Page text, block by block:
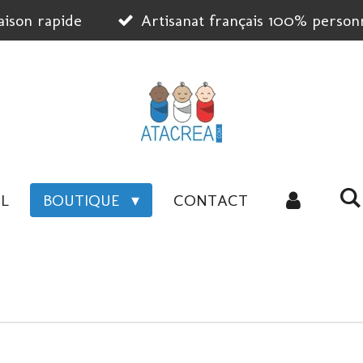
rapide Artisanat français 100%
BOUTIQUE CONTACT